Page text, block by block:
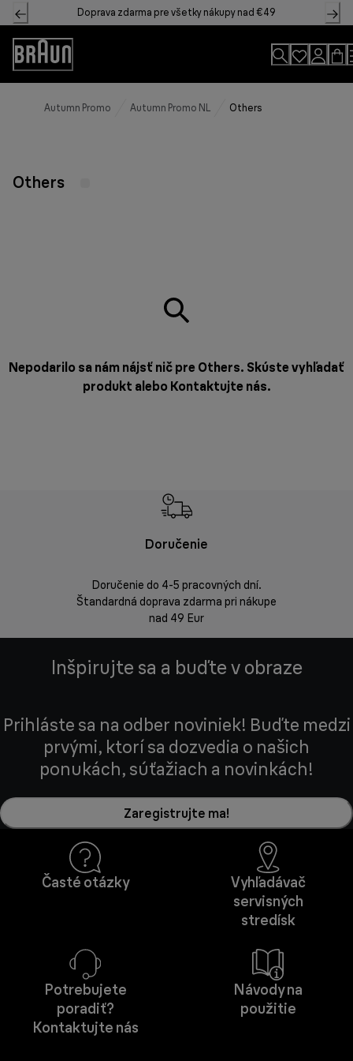
Skip
to
Content
Doprava zdarma pre všetky nákupy nad €49
Accessibility
Statement
Autumn Promo Autumn Promo NL Others
Others
Nepodarilo sa nám nájsť nič pre Others. Skúste vyhľadať
produkt alebo Kontaktujte nás.
Doručenie
Doručenie do 4-5 pracovných dní.
Štandardná doprava zdarma pri nákupe
nad 49 Eur
Inšpirujte sa a buďte v obraze
Prihláste sa na odber noviniek! Buďte medzi
prvými, ktorí sa dozvedia o našich
ponukách, súťažiach a novinkách!
Zaregistrujte ma!
Časté otázky
Vyhľadávač
servisných
stredísk
Potrebujete
poradiť?
Kontaktujte nás
Návody na
použitie